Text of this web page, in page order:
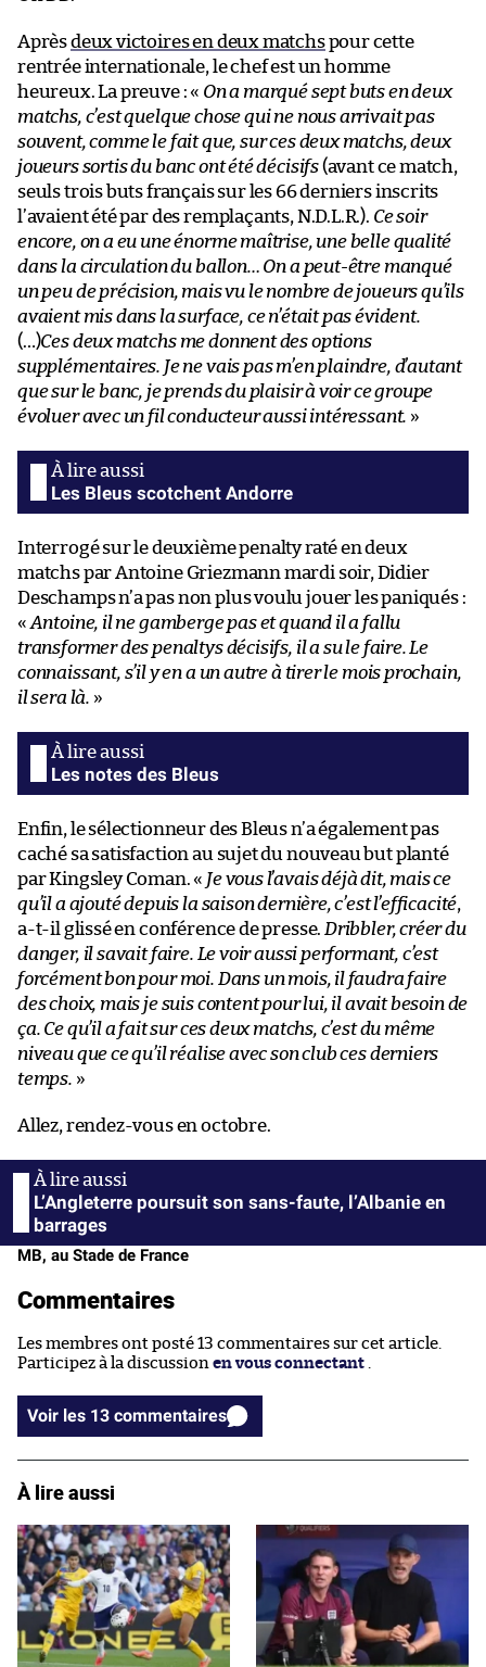
Aprèsdeux victoires en deux matchspour cette
rentrée internationale, le chef est un homme
heureux. La preuve : « On a marqué sept buts en deux
matchs, c’est quelque chose qui ne nous arrivait pas
souvent, comme le fait que, sur ces deux matchs, deux
joueurs sortis du banc ont été décisifs(avant ce match,
seuls trois buts français sur les 66 derniers inscrits
l’avaient été par des remplaçants, N.D.L.R.). Ce soir
encore, on a eu une énorme maîtrise, une belle qualité
dans la circulation du ballon… On a peut-être manqué
un peu de précision, mais vu le nombre de joueurs qu’ils
avaient mis dans la surface, ce n’était pas évident.
(…)Ces deux matchs me donnent des options
supplémentaires. Je ne vais pas m’en plaindre, d’autant
que sur le banc, je prends du plaisir à voir ce groupe
évoluer avec un fil conducteur aussi intéressant. »
Les Bleus scotchent Andorre
Interrogé sur le deuxième penalty raté en deux
matchs par Antoine Griezmann mardi soir, Didier
Deschamps n’a pas non plus voulu jouer les paniqués :
« Antoine, il ne gamberge pas et quand il a fallu
transformer des penaltys décisifs, il a su le faire. Le
connaissant, s’il y en a un autre à tirer le mois prochain,
il sera là. »
Les notes des Bleus
Enfin, le sélectionneur des Bleus n’a également pas
caché sa satisfaction au sujet du nouveau but planté
par Kingsley Coman. « Je vous l’avais déjà dit, mais ce
qu’il a ajouté depuis la saison dernière, c’est l’efficacité,
a-t-il glissé en conférence de presse. Dribbler, créer du
danger, il savait faire. Le voir aussi performant, c’est
forcément bon pour moi. Dans un mois, il faudra faire
des choix, mais je suis content pour lui, il avait besoin de
ça. Ce qu’il a fait sur ces deux matchs, c’est du même
niveau que ce qu’il réalise avec son club ces derniers
temps. »
Allez, rendez-vous en octobre.
L’Angleterre poursuit son sans-faute, l’Albanie en
barrages
MB, au Stade de France
Commentaires
Les membres ont posté 13 commentaires sur cet article.
Participez à la discussion en vous connectant
Voir les 13 commentaires
À lire aussi